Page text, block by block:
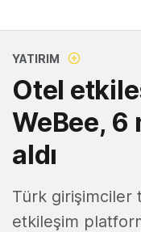
YATIRIM
Otel
WeBee, 6
aldı
Türk girişimciler
etkileşim